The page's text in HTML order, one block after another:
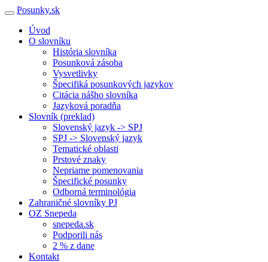
Posunky.sk
Úvod
O slovníku
História slovníka
Posunková zásoba
Vysvetlivky
Špecifiká posunkových jazykov
Citácia nášho slovníka
Jazyková poradňa
Slovník (preklad)
Slovenský jazyk -> SPJ
SPJ -> Slovenský jazyk
Tematické oblasti
Prstové znaky
Nepriame pomenovania
Špecifické posunky
Odborná terminológia
Zahraničné slovníky PJ
OZ Snepeda
snepeda.sk
Podporili nás
2 % z dane
Kontakt